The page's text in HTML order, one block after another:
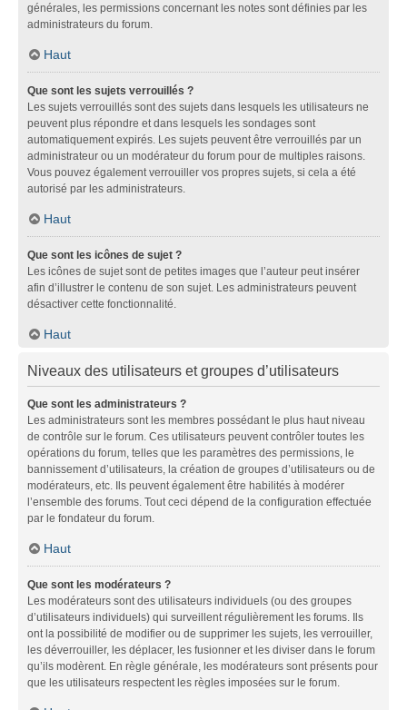
générales, les permissions concernant les notes sont définies par les
administrateurs du forum.
Haut
Que sont les sujets verrouillés ?
Les sujets verrouillés sont des sujets dans lesquels les utilisateurs ne
peuvent plus répondre et dans lesquels les sondages sont
automatiquement expirés. Les sujets peuvent être verrouillés par un
administrateur ou un modérateur du forum pour de multiples raisons.
Vous pouvez également verrouiller vos propres sujets, si cela a été
autorisé par les administrateurs.
Haut
Que sont les icônes de sujet ?
Les icônes de sujet sont de petites images que l’auteur peut insérer
afin d’illustrer le contenu de son sujet. Les administrateurs peuvent
désactiver cette fonctionnalité.
Haut
Niveaux des utilisateurs et groupes d’utilisateurs
Que sont les administrateurs ?
Les administrateurs sont les membres possédant le plus haut niveau
de contrôle sur le forum. Ces utilisateurs peuvent contrôler toutes les
opérations du forum, telles que les paramètres des permissions, le
bannissement d’utilisateurs, la création de groupes d’utilisateurs ou de
modérateurs, etc. Ils peuvent également être habilités à modérer
l’ensemble des forums. Tout ceci dépend de la configuration effectuée
par le fondateur du forum.
Haut
Que sont les modérateurs ?
Les modérateurs sont des utilisateurs individuels (ou des groupes
d’utilisateurs individuels) qui surveillent régulièrement les forums. Ils
ont la possibilité de modifier ou de supprimer les sujets, les verrouiller,
les déverrouiller, les déplacer, les fusionner et les diviser dans le forum
qu’ils modèrent. En règle générale, les modérateurs sont présents pour
que les utilisateurs respectent les règles imposées sur le forum.